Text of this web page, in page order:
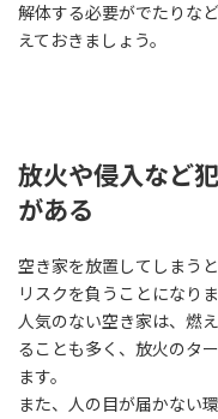
解体する必要がでたりな
えておきましょう。
放火や侵入など
がある
空き家を放置してしまう
リスクを負うことになりま
人気のない空き家は、燃
ることも多く、放火のタ
ます。
また、人の目が届かない